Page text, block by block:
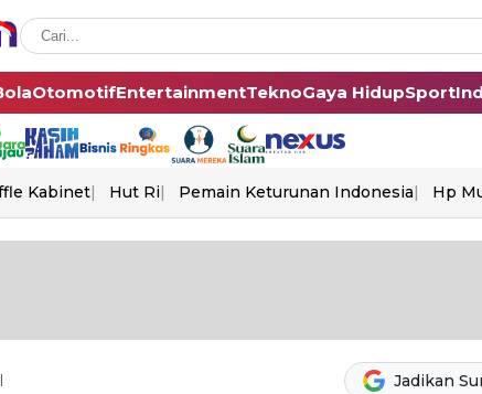
OtomotifEntertainmentTeknoGaya HidupSport
Kabinet Hut Ri Pemain Keturunan Indonesia Hp
Jadikan